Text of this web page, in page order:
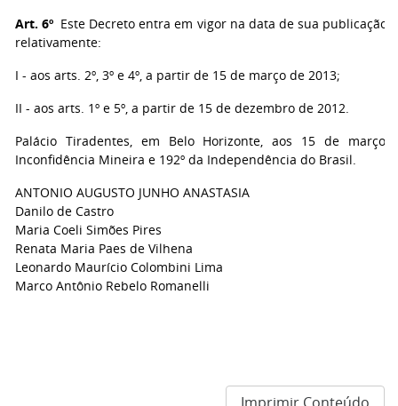
Art. 6º Este Decreto entra em vigor na data de sua publicação,
relativamente:
I - aos arts. 2º, 3º e 4º, a partir de 15 de março de 2013;
II - aos arts. 1º e 5º, a partir de 15 de dezembro de 2012.
Palácio Tiradentes, em Belo Horizonte, aos 15 de março
Inconfidência Mineira e 192º da Independência do Brasil.
ANTONIO AUGUSTO JUNHO ANASTASIA
Danilo de Castro
Maria Coeli Simões Pires
Renata Maria Paes de Vilhena
Leonardo Maurício Colombini Lima
Marco Antônio Rebelo Romanelli